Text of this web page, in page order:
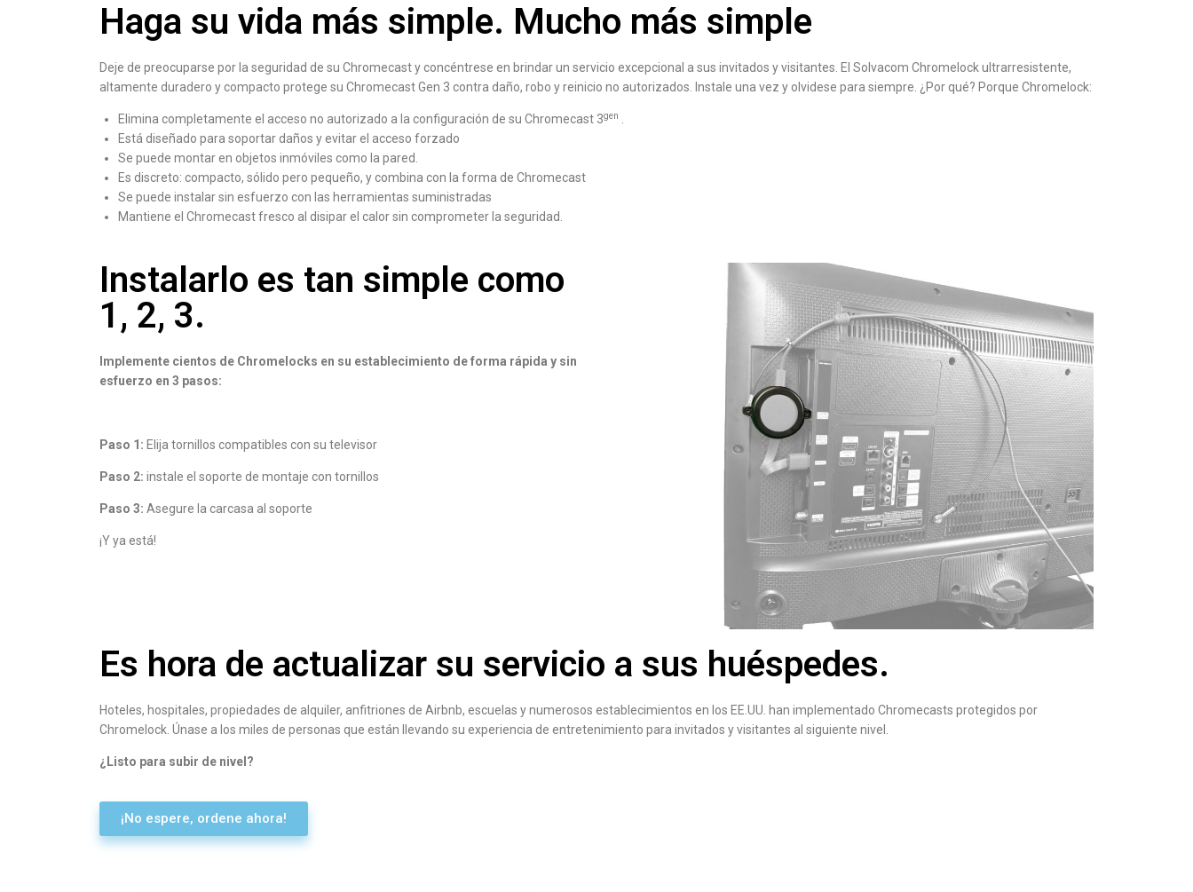
Haga su vida más simple. Mucho más simple
Deje de preocuparse por la seguridad de su Chromecast y concéntrese en brindar un servicio excepcional a sus invitados y visitantes. El Solvacom Chromelock ultrarresistente,
altamente duradero y compacto protege su Chromecast Gen 3 contra daño, robo y reinicio no autorizados. Instale una vez y olvidese para siempre. ¿Por qué? Porque Chromelock:
Elimina completamente el acceso no autorizado a la configuración de su Chromecast 3gen .
Está diseñado para soportar daños y evitar el acceso forzado
Se puede montar en objetos inmóviles como la pared.
Es discreto: compacto, sólido pero pequeño, y combina con la forma de Chromecast
Se puede instalar sin esfuerzo con las herramientas suministradas
Mantiene el Chromecast fresco al disipar el calor sin comprometer la seguridad.
Instalarlo es tan simple como
1, 2, 3.
Implemente cientos de Chromelocks en su establecimiento de forma rápida y sin
esfuerzo en 3 pasos:
Paso 1: Elija tornillos compatibles con su televisor
Paso 2: instale el soporte de montaje con tornillos
Paso 3: Asegure la carcasa al soporte
¡Y ya está!
Es hora de actualizar su servicio a sus huéspedes.
Hoteles, hospitales, propiedades de alquiler, anfitriones de Airbnb, escuelas y numerosos establecimientos en los EE.UU. han implementado Chromecasts protegidos por
Chromelock. Únase a los miles de personas que están llevando su experiencia de entretenimiento para invitados y visitantes al siguiente nivel.
¿Listo para subir de nivel?
¡No espere, ordene ahora!